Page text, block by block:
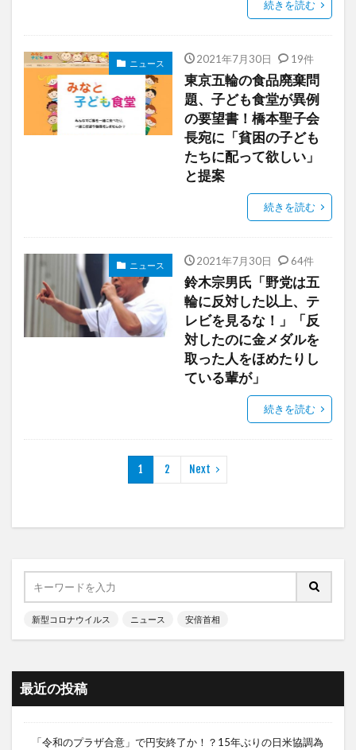
続きを読む
ニュース 2021年7月30日 19件
東京五輪の食品廃棄問
題、子ども食堂が異例
の要望書！橋本聖子会
長宛に「貧困の子ども
たちに配って欲しい」
と提案
続きを読む
ニュース 2021年7月30日 64件
鈴木宗男氏「野党は五
輪に反対した以上、テ
レビを見るな！」「反
対したのに金メダルを
取った人をほめたりし
ている輩が」
続きを読む
1 2 Next
新型コロナウイルス ニュース 安倍首相
最近の投稿
「令和のプラザ合意」で円安終了か！？15年ぶりの日米協調為